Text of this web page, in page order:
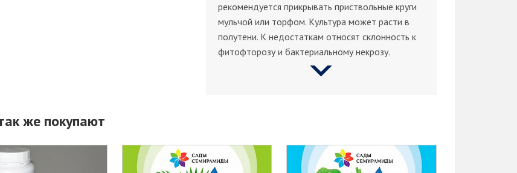
рекомендуется прикрывать приствольные круги
мульчой или торфом. Культура может расти в
полутени. К недостаткам относят склонность к
фитофторозу и бактериальному некрозу.
же покупают